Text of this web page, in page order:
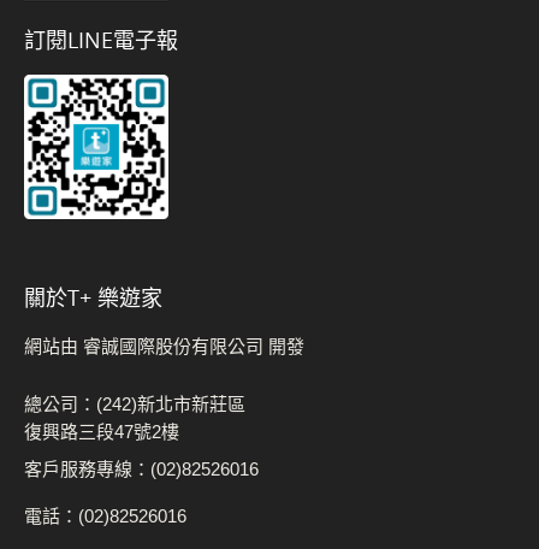
訂閱LINE電子報
關於t+ 樂遊家
網站由 睿誠國際股份有限公司 開發
總公司：(242)新北市新莊區
復興路三段47號2樓
客戶服務專線：(02)82526016
電話：(02)82526016